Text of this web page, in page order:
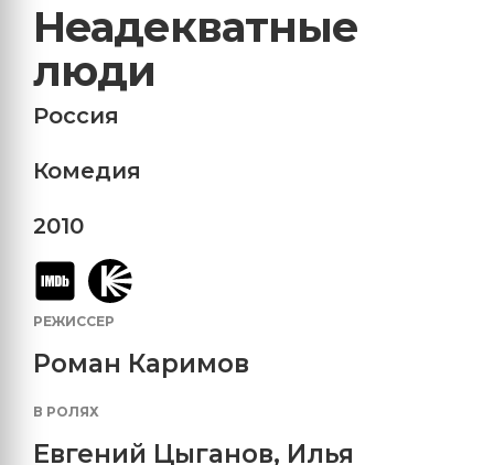
Неадекватные
люди
Россия
Комедия
2010
РЕЖИССЕР
Роман Каримов
В РОЛЯХ
Евгений Цыганов, Илья